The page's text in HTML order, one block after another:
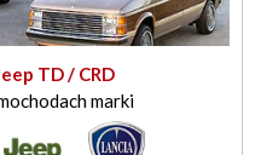
TD / CRD
marki